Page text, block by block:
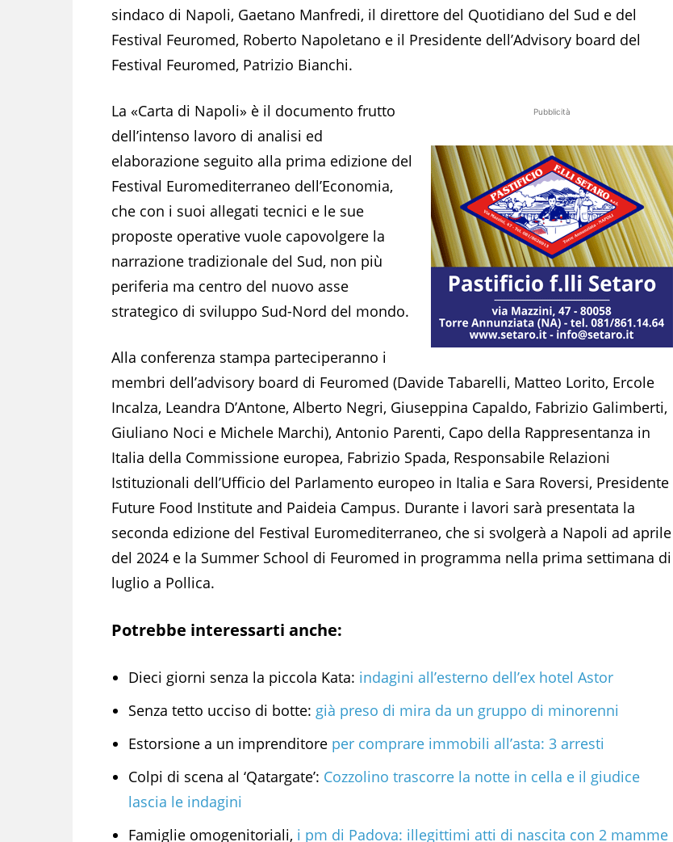
sindaco di Napoli, Gaetano Manfredi, il direttore del Quotidiano del Sud e del
Festival Feuromed, Roberto Napoletano e il Presidente dell’Advisory board del
Festival Feuromed, Patrizio Bianchi.
Pubblicità
La «Carta di Napoli» è il documento frutto
dell’intenso lavoro di analisi ed
elaborazione seguito alla prima edizione del
Festival Euromediterraneo dell’Economia,
che con i suoi allegati tecnici e le sue
proposte operative vuole capovolgere la
narrazione tradizionale del Sud, non più
periferia ma centro del nuovo asse
strategico di sviluppo Sud-Nord del mondo.
Alla conferenza stampa parteciperanno i
membri dell’advisory board di Feuromed (Davide Tabarelli, Matteo Lorito, Ercole
Incalza, Leandra D’Antone, Alberto Negri, Giuseppina Capaldo, Fabrizio Galimberti,
Giuliano Noci e Michele Marchi), Antonio Parenti, Capo della Rappresentanza in
Italia della Commissione europea, Fabrizio Spada, Responsabile Relazioni
Istituzionali dell’Ufficio del Parlamento europeo in Italia e Sara Roversi, Presidente
Future Food Institute and Paideia Campus. Durante i lavori sarà presentata la
seconda edizione del Festival Euromediterraneo, che si svolgerà a Napoli ad aprile
del 2024 e la Summer School di Feuromed in programma nella prima settimana di
luglio a Pollica.
Potrebbe interessarti anche:
Dieci giorni senza la piccola Kata: indagini all’esterno dell’ex hotel Astor
Senza tetto ucciso di botte: già preso di mira da un gruppo di minorenni
Estorsione a un imprenditore per comprare immobili all’asta: 3 arresti
Colpi di scena al ‘Qatargate’: Cozzolino trascorre la notte in cella e il giudice
lascia le indagini
Famiglie omogenitoriali, i pm di Padova: illegittimi atti di nascita con 2 mamme